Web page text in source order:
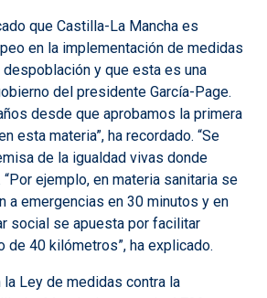
que Castilla-La Mancha es
en la implementación de medidas
despoblación y que esta es una
del presidente García-Page.
desde que aprobamos la primera
esta materia”, ha recordado. “Se
de la igualdad vivas donde
“Por ejemplo, en materia sanitaria se
a emergencias en 30 minutos y en
social se apuesta por facilitar
de 40 kilómetros”, ha explicado.
la Ley de medidas contra la